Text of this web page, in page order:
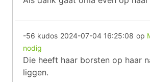
-56 kudos 2024-07-04 16:25:08 op
nodig
Die heeft haar borsten op haar
liggen.